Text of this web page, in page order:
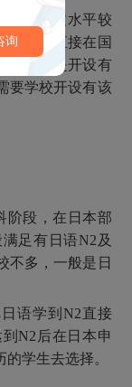
本身英文水平较
毕业后直接在国
注意的是开设有
要学校开设有该
阶段，在日本部
足有日语N2及
不多，一般是日
语学到N2直接
N2后在日本申
学生去选择。
询